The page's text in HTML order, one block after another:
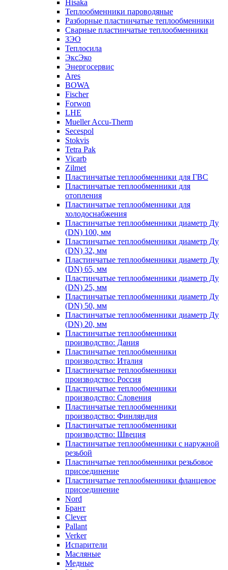
Hisaka
Теплообменники пароводяные
Разборные пластинчатые теплообменники
Сварные пластинчатые теплообменники
ЗЭО
Теплосила
ЭксЭко
Энергосервис
Ares
BOWA
Fischer
Forwon
LHE
Mueller Accu-Therm
Secespol
Stokvis
Tetra Pak
Vicarb
Zilmet
Пластинчатые теплообменники для ГВС
Пластинчатые теплообменники для
отопления
Пластинчатые теплообменники для
холодоснабжения
Пластинчатые теплообменники диаметр Ду
(DN) 100, мм
Пластинчатые теплообменники диаметр Ду
(DN) 32, мм
Пластинчатые теплообменники диаметр Ду
(DN) 65, мм
Пластинчатые теплообменники диаметр Ду
(DN) 25, мм
Пластинчатые теплообменники диаметр Ду
(DN) 50, мм
Пластинчатые теплообменники диаметр Ду
(DN) 20, мм
Пластинчатые теплообменники
производство: Дания
Пластинчатые теплообменники
производство: Италия
Пластинчатые теплообменники
производство: Россия
Пластинчатые теплообменники
производство: Словения
Пластинчатые теплообменники
производство: Финляндия
Пластинчатые теплообменники
производство: Швеция
Пластинчатые теплообменники с наружной
резьбой
Пластинчатые теплообменники резьбовое
присоединение
Пластинчатые теплообменники фланцевое
присоединение
Nord
Брант
Clever
Pallant
Verker
Испарители
Масляные
Медные